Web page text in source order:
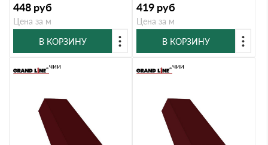
448 руб
Цена за м
В КОРЗИНУ
419 руб
Цена за м
В КОРЗИНУ
В наличии В наличии